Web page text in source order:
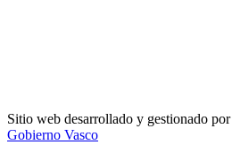
Sitio web desarrollado y gestionado por
Gobierno Vasco